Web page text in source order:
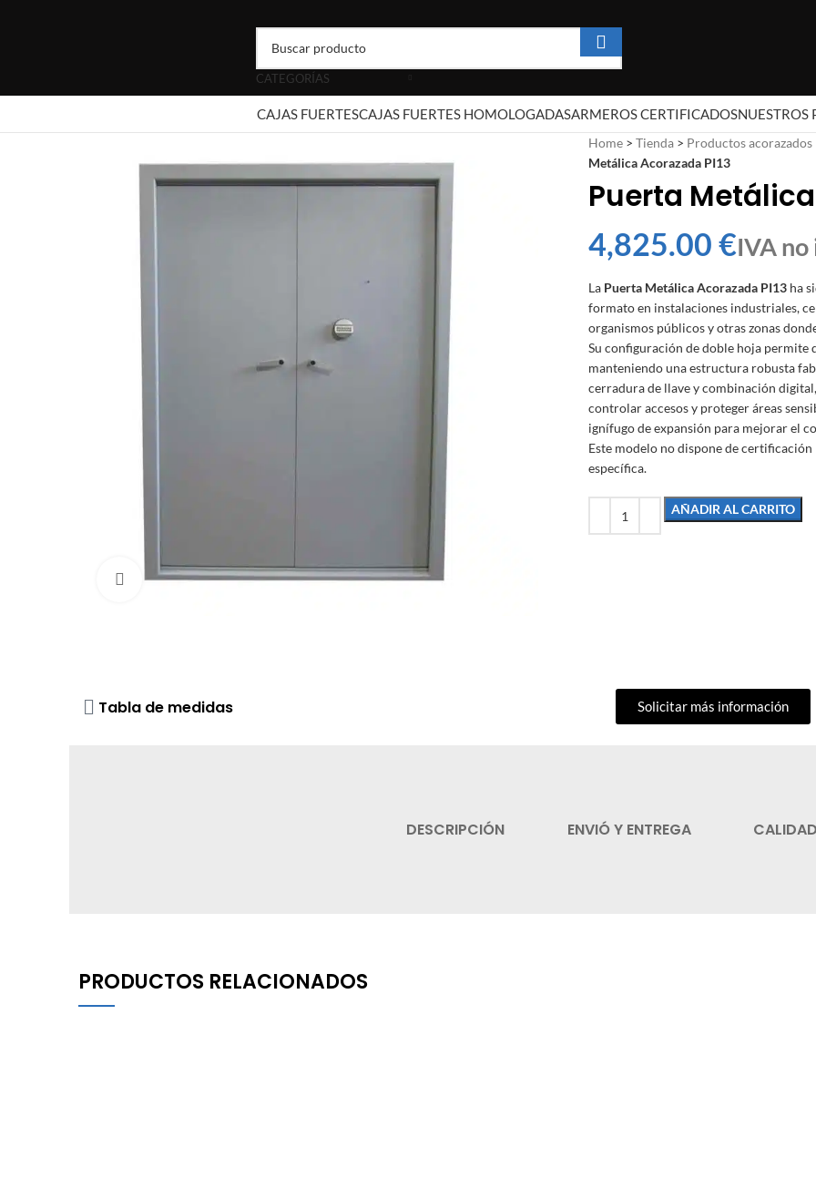
CATEGORÍAS
CAJAS FUERTESCAJAS FUERTES HOMOLOGADASARMEROS CERTIFICADOSNUESTROS
Click to enlarge
Home > Tienda > Productos acorazados
Metálica Acorazada PI13
Puerta
€
La Puerta Metálica Acorazada PI13 ha
formato en instalaciones industriales,
organismos públicos y otras zonas
Su configuración de doble hoja permite
manteniendo una estructura robusta
cerradura de llave y combinación
controlar accesos y proteger áreas
ignífugo de expansión para mejorar el
Este modelo no dispone de
específica.
AÑADIR AL CARRITO
Tabla de medidas Solicitar más información
DESCRIPCIÓN ENVIÓ Y ENTREGA
PRODUCTOS RELACIONADOS